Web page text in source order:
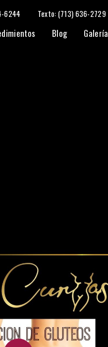
6244 Texto: (713) 636-2729
Blog Galería